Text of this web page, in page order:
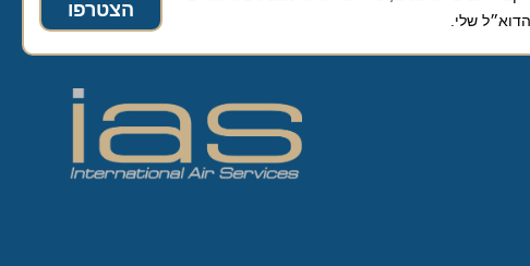
שלי.
הצטרפו